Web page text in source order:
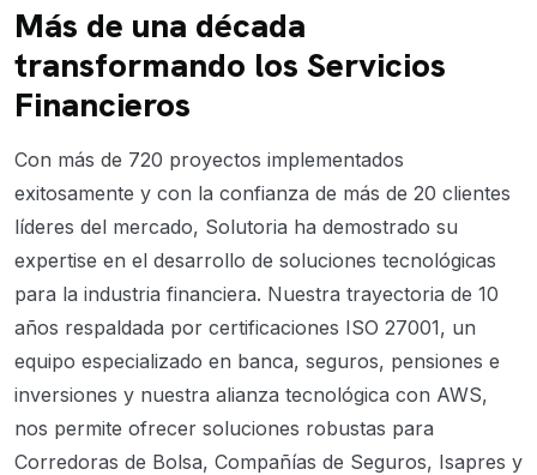
Más de una década
transformando los Servicios
Financieros
Con más de 720 proyectos implementados
exitosamente y con la confianza de más de 20 clientes
líderes del mercado, Solutoria ha demostrado su
expertise en el desarrollo de soluciones tecnológicas
para la industria financiera. Nuestra trayectoria de 10
años respaldada por certificaciones ISO 27001, un
equipo especializado en banca, seguros, pensiones e
inversiones y nuestra alianza tecnológica con AWS,
nos permite ofrecer soluciones robustas para
Corredoras de Bolsa, Compañías de Seguros, Isapres y